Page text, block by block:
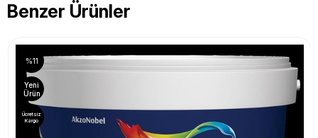
Benzer Ürünler
%11
Yeni
Ürün
Ücretsiz
Kargo